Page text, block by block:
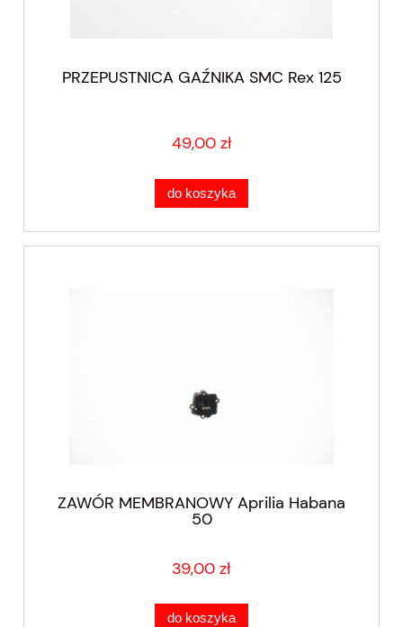
PRZEPUSTNICA GAŹNIKA SMC Rex 125
49,00 zł
do koszyka
ZAWÓR MEMBRANOWY Aprilia Habana
50
39,00 zł
do koszyka